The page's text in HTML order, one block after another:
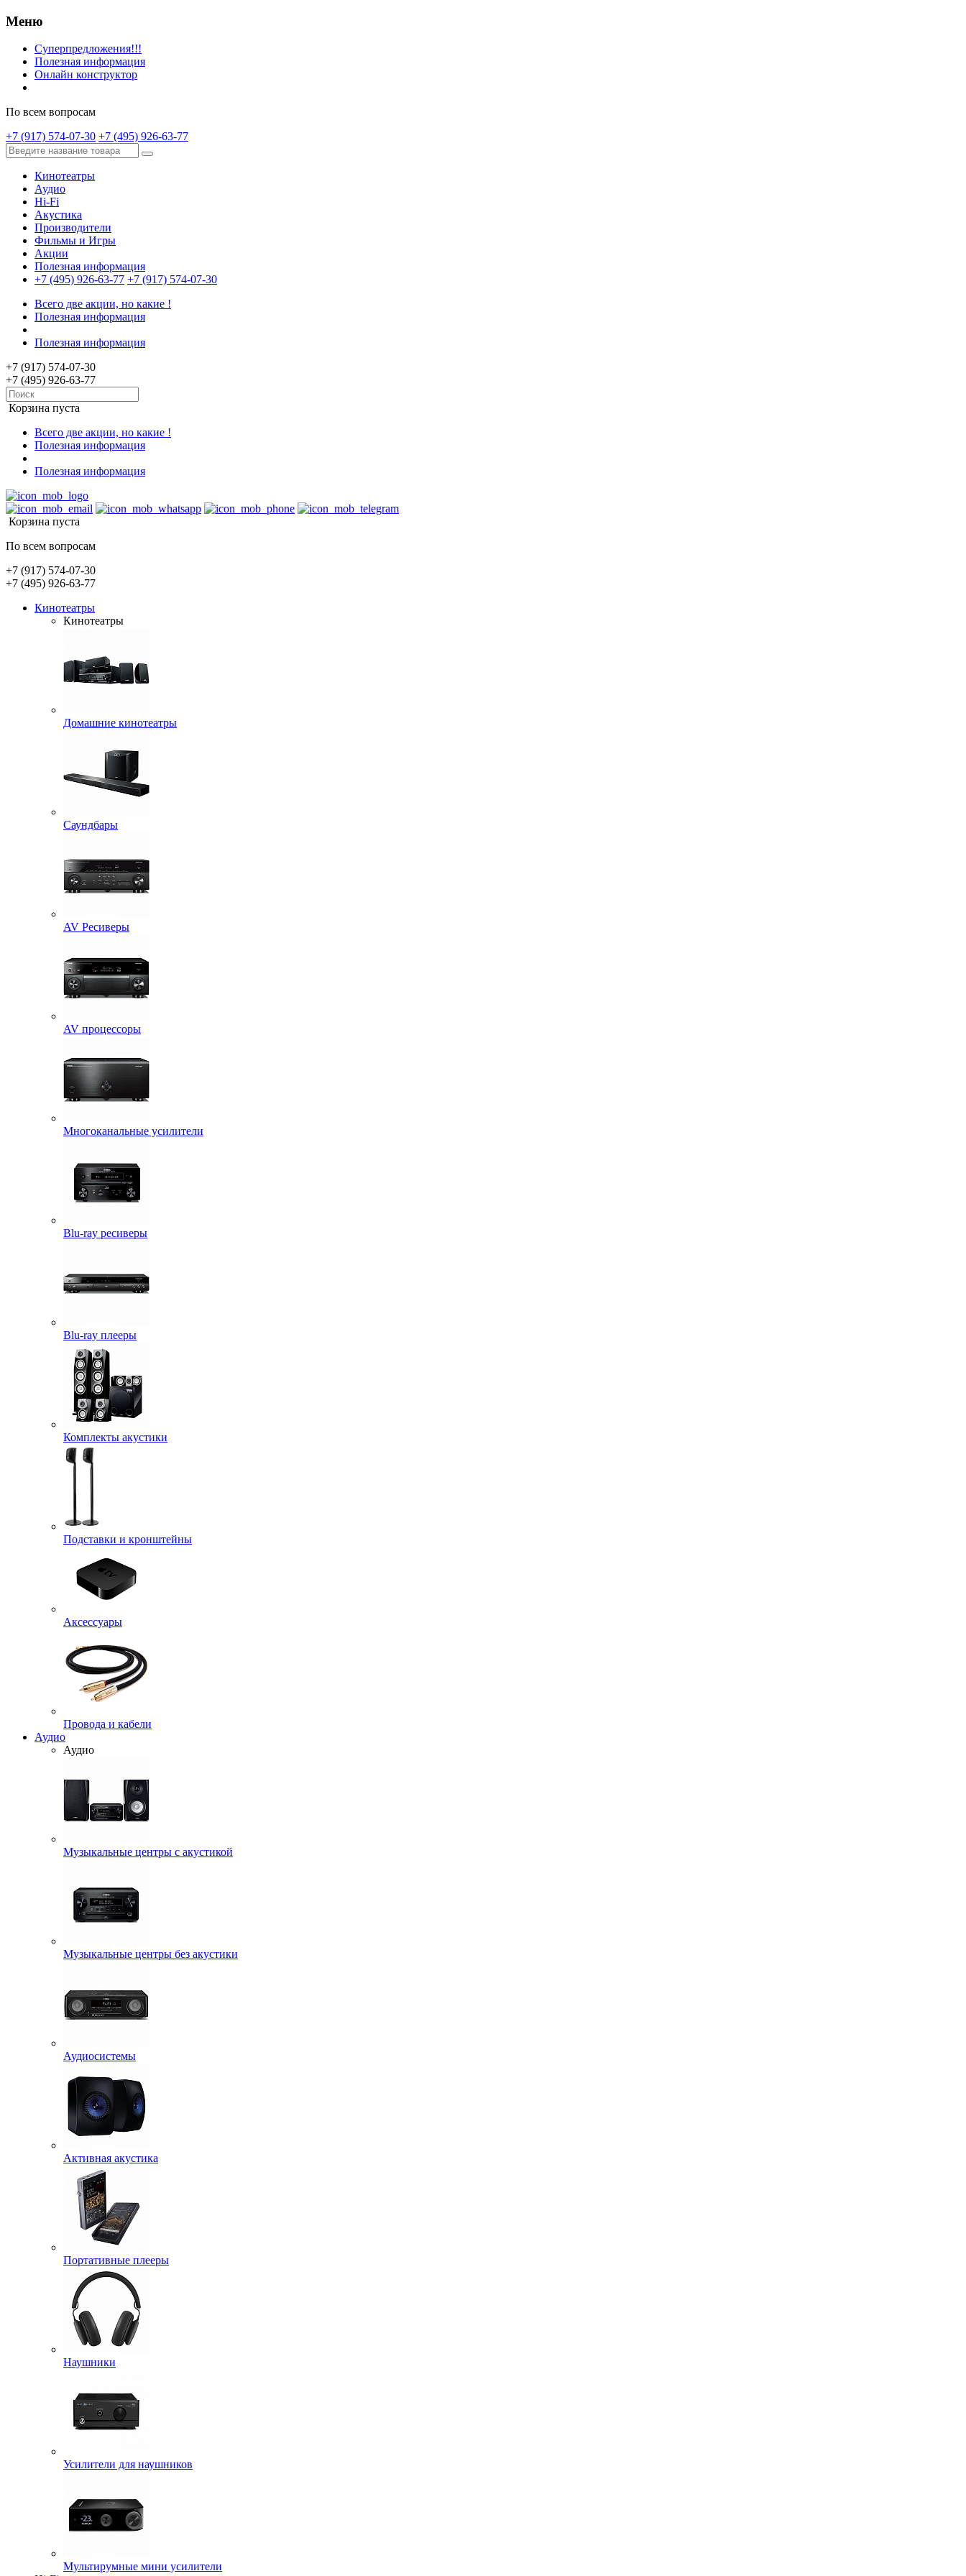
Меню
Суперпредложения!!!
Полезная информация
Онлайн конструктор
По всем вопросам
+7 (917) 574-07-30 +7 (495) 926-63-77
Кинотеатры
Аудио
Hi-Fi
Акустика
Производители
Фильмы и Игры
Акции
Полезная информация
+7 (495) 926-63-77 +7 (917) 574-07-30
Всего две акции, но какие !
Полезная информация
Полезная информация
+7 (917) 574-07-30
+7 (495) 926-63-77
Корзина пуста
Всего две акции, но какие !
Полезная информация
Полезная информация
Корзина пуста
По всем вопросам
+7 (917) 574-07-30
+7 (495) 926-63-77
Кинотеатры
Кинотеатры
Домашние кинотеатры
Саундбары
AV Ресиверы
AV процессоры
Многоканальные усилители
Blu-ray ресиверы
Blu-ray плееры
Комплекты акустики
Подставки и кронштейны
Аксессуары
Провода и кабели
Аудио
Аудио
Музыкальные центры с акустикой
Музыкальные центры без акустики
Аудиосистемы
Активная акустика
Портативные плееры
Наушники
Усилители для наушников
Мультирумные мини усилители